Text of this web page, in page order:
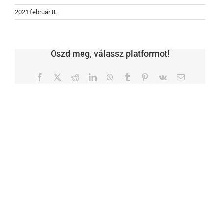
2021 február 8.
Oszd meg, válassz platformot!
Facebook RedditLinkedInWhatsApp
Tumblr Pinterest
Vk Email: